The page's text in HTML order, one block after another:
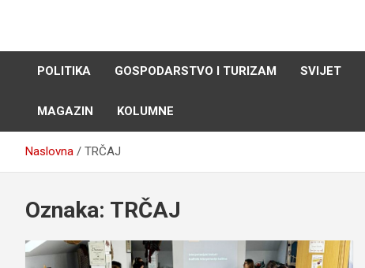
POLITIKA
GOSPODARSTVO I TURIZAM SVIJET
MAGAZIN KOLUMNE
Naslovna TRČAJ
Oznaka: TRČAJ